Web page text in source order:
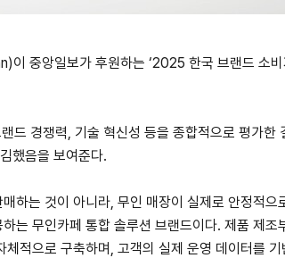
중앙일보가 후원하는 ‘2025 한국 브랜드 소비
드 경쟁력, 기술 혁신성 등을 종합적으로 평가한
했음을 보여준다.
하는 것이 아니라, 무인 매장이 실제로 안정적으
는 무인카페 통합 솔루션 브랜드이다. 제품 제조
적으로 구축하며, 고객의 실제 운영 데이터를